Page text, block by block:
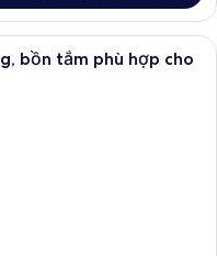
giường kháng dị ứng, két bảo
bồn tắm phù hợp cho